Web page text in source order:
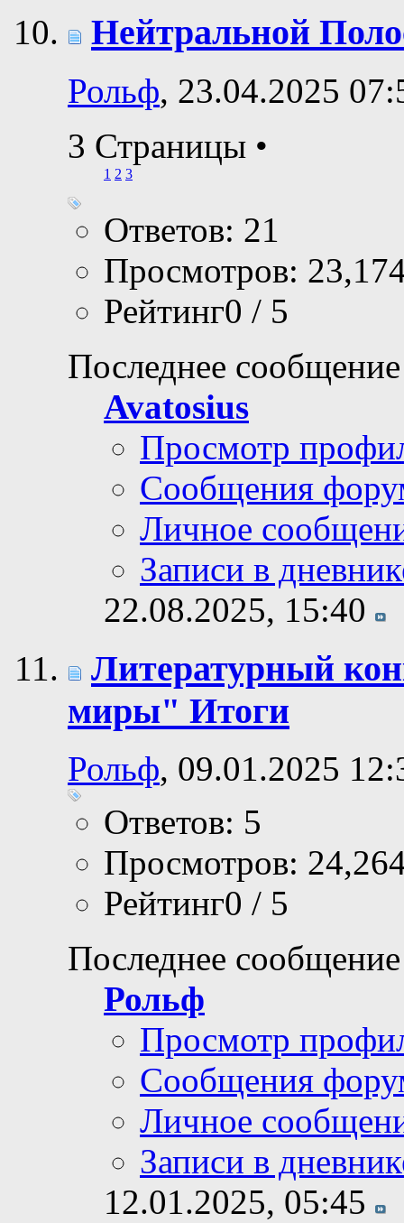
Нейтральной
Рольф, 23.04.2025
3 Страницы •
1 2 3
Ответов: 21
Просмотров:
Рейтинг0 / 5
Последнее
Avatosius
Просмотр
Сообщения
Личное
Записи в
22.08.2025, 15:40
Литературный
миры" Итоги
Рольф, 09.01.2025
Ответов: 5
Просмотров:
Рейтинг0 / 5
Последнее
Рольф
Просмотр
Сообщения
Личное
Записи в
12.01.2025, 05:45